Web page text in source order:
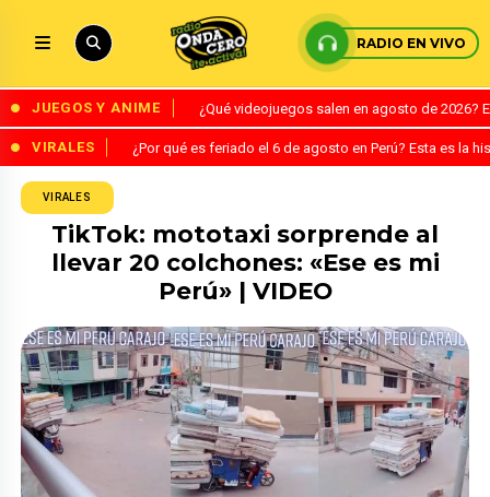
RADIO EN VIVO
JUEGOS Y ANIME ¿Qué videojuegos salen en agosto de
VIRALES ¿Por qué es feriado el 6 de agosto en Perú? Esta es la
VIRALES
TikTok: mototaxi sorprende al
llevar 20 colchones: «Ese es mi
Perú» | VIDEO